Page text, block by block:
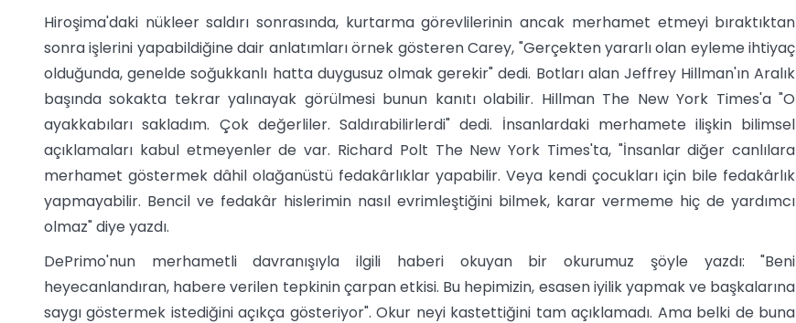
Hiroşima'daki nükleer saldırı sonrasında, kurtarma görevlilerinin ancak merhamet etmeyi bıraktıktan
sonra işlerini yapabildiğine dair anlatımları örnek gösteren Carey, "Gerçekten yararlı olan eyleme ihtiyaç
olduğunda, genelde soğukkanlı hatta duygusuz olmak gerekir" dedi. Botları alan Jeffrey Hillman'ın Aralık
başında sokakta tekrar yalınayak görülmesi bunun kanıtı olabilir. Hillman The New York Times'a "O
ayakkabıları sakladım. Çok değerliler. Saldırabilirlerdi" dedi. İnsanlardaki merhamete ilişkin bilimsel
açıklamaları kabul etmeyenler de var. Richard Polt The New York Times'ta, "İnsanlar diğer canlılara
merhamet göstermek dâhil olağanüstü fedakârlıklar yapabilir. Veya kendi çocukları için bile fedakârlık
yapmayabilir. Bencil ve fedakâr hislerimin nasıl evrimleştiğini bilmek, karar vermeme hiç de yardımcı
olmaz" diye yazdı.
DePrimo'nun merhametli davranışıyla ilgili haberi okuyan bir okurumuz şöyle yazdı: "Beni
heyecanlandıran, habere verilen tepkinin çarpan etkisi. Bu hepimizin, esasen iyilik yapmak ve başkalarına
saygı göstermek istediğini açıkça gösteriyor". Okur neyi kastettiğini tam açıklamadı. Ama belki de buna